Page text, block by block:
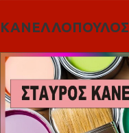
ΚΑΝΕΛΛΟΠΟΥΛΟΣ